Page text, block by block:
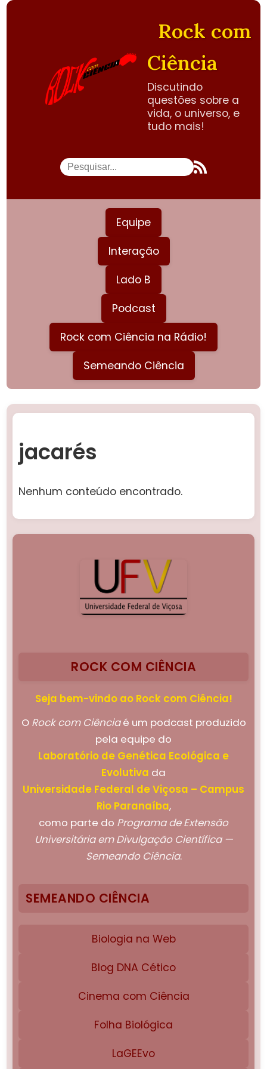
Rock com
Ciência
Discutindo
questões sobre a
vida, o universo, e
tudo mais!
Equipe
Interação
Lado B
Podcast
Rock com Ciência na Rádio!
Semeando Ciência
jacarés
Nenhum conteúdo encontrado.
ROCK COM CIÊNCIA
Seja bem-vindo ao Rock com Ciência!
O Rock com Ciênciaé um podcast produzido
pela equipe do
Laboratório de Genética Ecológica e
Evolutiva da
Universidade Federal de Viçosa – Campus
Rio Paranaíba,
como parte do Programa de Extensão
Universitária em Divulgação Científica —
Semeando Ciência.
SEMEANDO CIÊNCIA
Biologia na Web
Blog DNA Cético
Cinema com Ciência
Folha Biológica
LaGEEvo